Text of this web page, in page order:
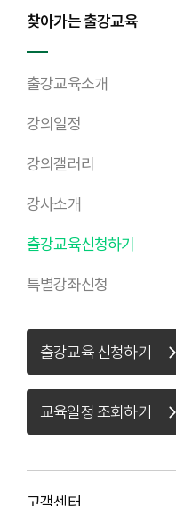
전문강사초빙
고객사
찾아가는 출강교육
출강교육소개
강의일정
강의갤러리
강사소개
출강교육신청하기
특별강좌신청
출강교육 신청하기
교육일정 조회하기
고객센터